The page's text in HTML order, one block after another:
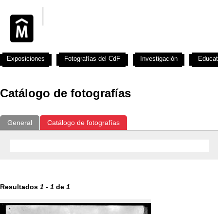
Catálogo de fotografías
General Catálogo de fotografías
Resultados 1 - 1 de 1
Exposiciones Fotografías del CdF Investigación